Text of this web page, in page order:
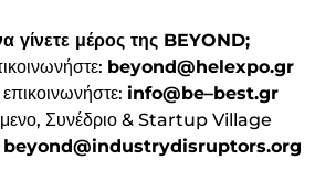
γίνετε μέρος της BEYOND;
beyond@helexpo.gr
info@be–best.gr
Συνέδριο & Startup Village
beyond@industrydisruptors.org